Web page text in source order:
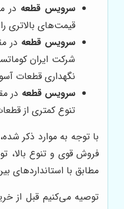
سرویس قطعه در
قیمت‌های بالاتری
سرویس قطعه در
شرکت ایران
نگهداری قطعات
سرویس قطعه در
تنوع کمتری از
با توجه به موارد ذکر شده،
فروش قوی و تنوع بالا،
مطابق با استانداردهای
توصیه می‌کنیم قبل از